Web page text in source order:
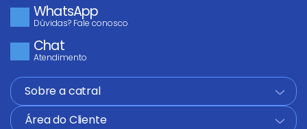
WhatsApp
Dúvidas? Fale conosco
Chat
Atendimento
Sobre a catral
+
Área do Cliente
+